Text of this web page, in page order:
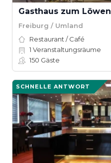
Gasthaus zum Löwen
Freiburg / Umland
Restaurant / Café
1 Veranstaltungsräume
150 Gäste
SCHNELLE ANTWORT